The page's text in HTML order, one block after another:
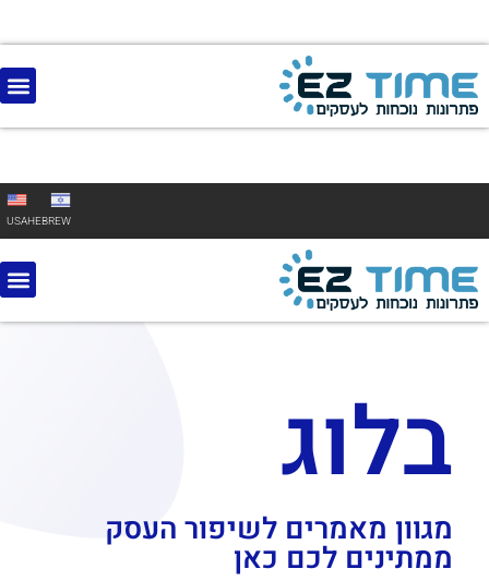
USAHEBREW
בלוג
מגוון מאמרים לשיפור העסק
ממתינים לכם כאן